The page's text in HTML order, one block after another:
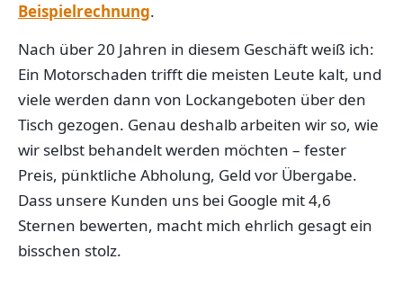
Beispielrechnung.
Nach über 20 Jahren in diesem Geschäft weiß ich:
Ein Motorschaden trifft die meisten Leute kalt, und
viele werden dann von Lockangeboten über den
Tisch gezogen. Genau deshalb arbeiten wir so, wie
wir selbst behandelt werden möchten – fester
Preis, pünktliche Abholung, Geld vor Übergabe.
Dass unsere Kunden uns bei Google mit 4,6
Sternen bewerten, macht mich ehrlich gesagt ein
bisschen stolz.